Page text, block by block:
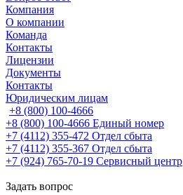
Компания
О компании
Команда
Контакты
Лицензии
Документы
Контакты
Юридическим лицам
+8 (800) 100-4666
+8 (800) 100-4666 Единый номер
+7 (4112) 355-472 Отдел сбыта
+7 (4112) 355-367 Отдел сбыта
+7 (924) 765-70-19 Сервисный центр
Задать вопрос